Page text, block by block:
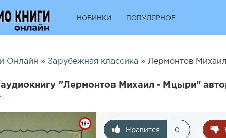
НОВИНКИ ПОПУЛЯРНОЕ
Онлайн » Зарубежная классика » Лермонтов
"Лермонтов Михаил - Мцыри"
Нравится 0